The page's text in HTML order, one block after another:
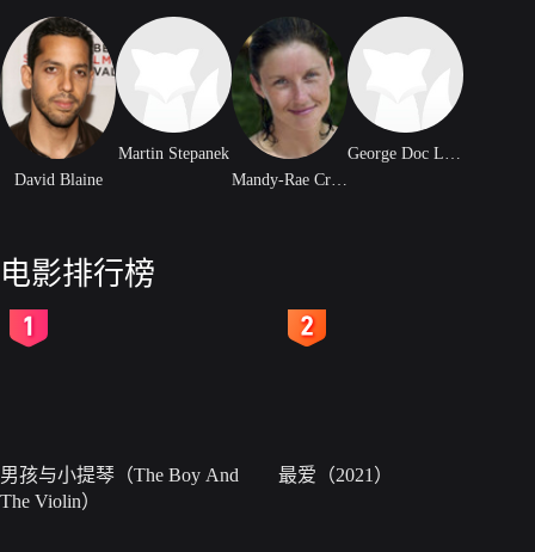
David Blaine
Martin Stepanek
George Doc Lopez
电影排行榜
男孩与小提琴（The Boy And
The Violin）
最爱（2021）